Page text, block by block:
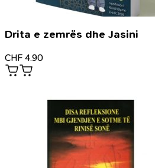
Drita e zemrës dhe Jasini
CHF 4.90